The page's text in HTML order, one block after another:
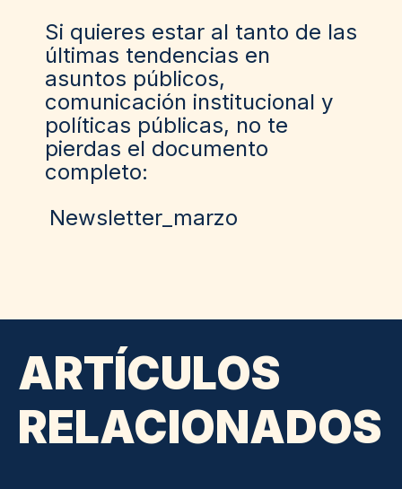
Si quieres estar al tanto de las
últimas tendencias en
asuntos públicos,
comunicación institucional y
políticas públicas, no te
pierdas el documento
completo:
Newsletter_marzo
ARTÍCULOS
RELACIONADOS